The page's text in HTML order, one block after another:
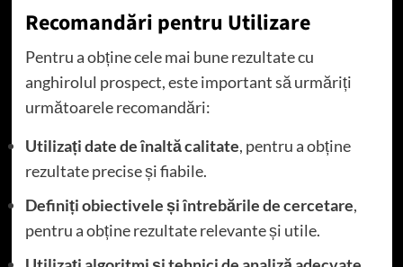
Recomandări pentru Utilizare
Pentru a obține cele mai bune rezultate cu
anghirolul prospect, este important să urmăriți
următoarele recomandări:
Utilizați date de înaltă calitate, pentru a obține
rezultate precise și fiabile.
Definiți obiectivele și întrebările de cercetare,
pentru a obține rezultate relevante și utile.